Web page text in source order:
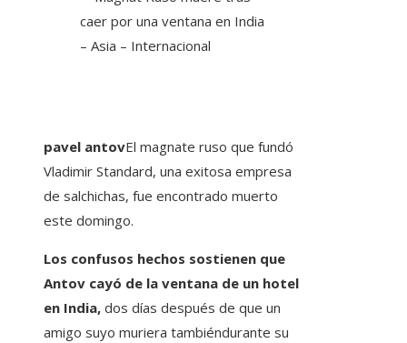
pavel antovEl magnate ruso que fundó
Vladimir Standard, una exitosa empresa
de salchichas, fue encontrado muerto
este domingo.
Los confusos hechos sostienen que
Antov cayó de la ventana de un hotel
en India, dos días después de que un
amigo suyo muriera tambiéndurante su